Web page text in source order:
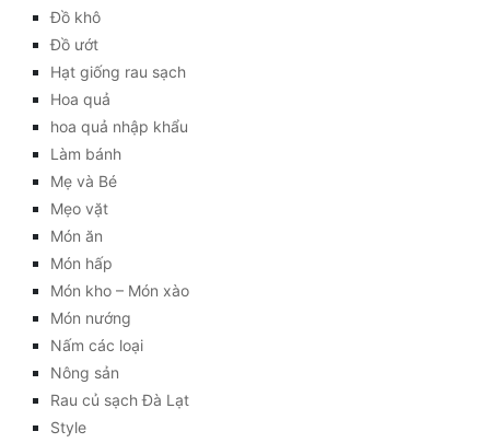
Đồ khô
Đồ ướt
Hạt giống rau sạch
Hoa quả
hoa quả nhập khẩu
Làm bánh
Mẹ và Bé
Mẹo vặt
Món ăn
Món hấp
Món kho – Món xào
Món nướng
Nấm các loại
Nông sản
Rau củ sạch Đà Lạt
Style